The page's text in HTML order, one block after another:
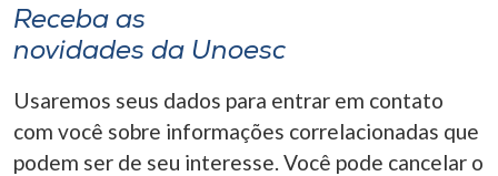
Selecione
o idioma
Receba as
novidades da Unoesc
Usaremos seus dados para entrar em contato
com você sobre informações correlacionadas que
podem ser de seu interesse. Você pode cancelar o